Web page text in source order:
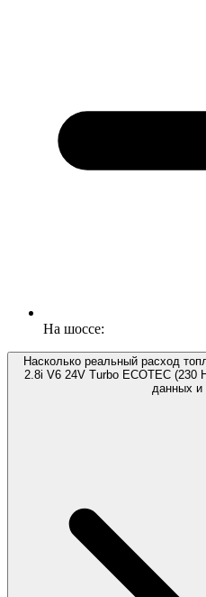
На шоссе:
Насколько реальный расход
2.8i V6 24V Turbo ECOTEC (230
данных и